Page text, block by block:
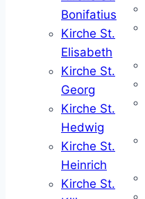
Bonifatius
Kirche St.
Elisabeth
Kirche St.
Georg
Kirche St.
Hedwig
Kirche St.
Heinrich
Kirche St.